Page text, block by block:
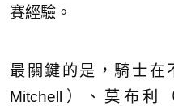
賽經驗。
最關鍵的是，騎士在
Mitchell）、莫布利